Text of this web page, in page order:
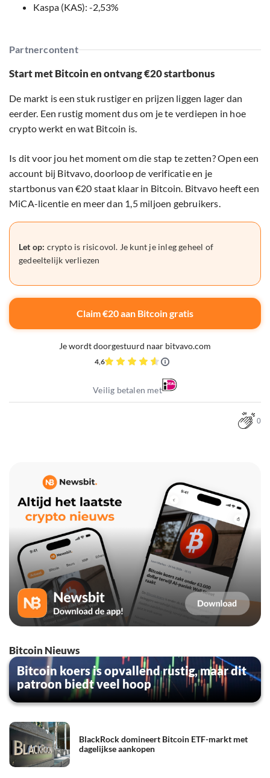
Kaspa (KAS): -2,53%
Partnercontent
Start met Bitcoin en ontvang €20 startbonus
De markt is een stuk rustiger en prijzen liggen lager dan
eerder. Een rustig moment dus om je te verdiepen in hoe
crypto werkt en wat Bitcoin is.
Is dit voor jou het moment om die stap te zetten? Open een
account bij Bitvavo, doorloop de verificatie en je
startbonus van €20 staat klaar in Bitcoin. Bitvavo heeft een
MiCA-licentie en meer dan 1,5 miljoen gebruikers.
Let op: crypto is risicovol. Je kunt je inleg geheel of
gedeeltelijk verliezen
Claim €20 aan Bitcoin gratis
Je wordt doorgestuurd naar bitvavo.com
4,6
Veilig betalen met
0
Bitcoin Nieuws
Bitcoin koers is opvallend rustig, maar dit
patroon biedt veel hoop
BlackRock domineert Bitcoin ETF-markt met
dagelijkse aankopen